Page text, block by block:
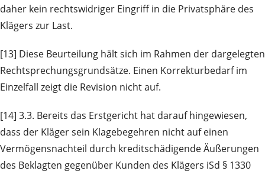
daher kein rechtswidriger Eingriff in die Privatsphäre des
Klägers zur Last.
[13] Diese Beurteilung hält sich im Rahmen der dargelegten
Rechtsprechungsgrundsätze. Einen Korrekturbedarf im
Einzelfall zeigt die Revision nicht auf.
[14] 3.3. Bereits das Erstgericht hat darauf hingewiesen,
dass der Kläger sein Klagebegehren nicht auf einen
Vermögensnachteil durch kreditschädigende Äußerungen
des Beklagten gegenüber Kunden des Klägers iSd § 1330